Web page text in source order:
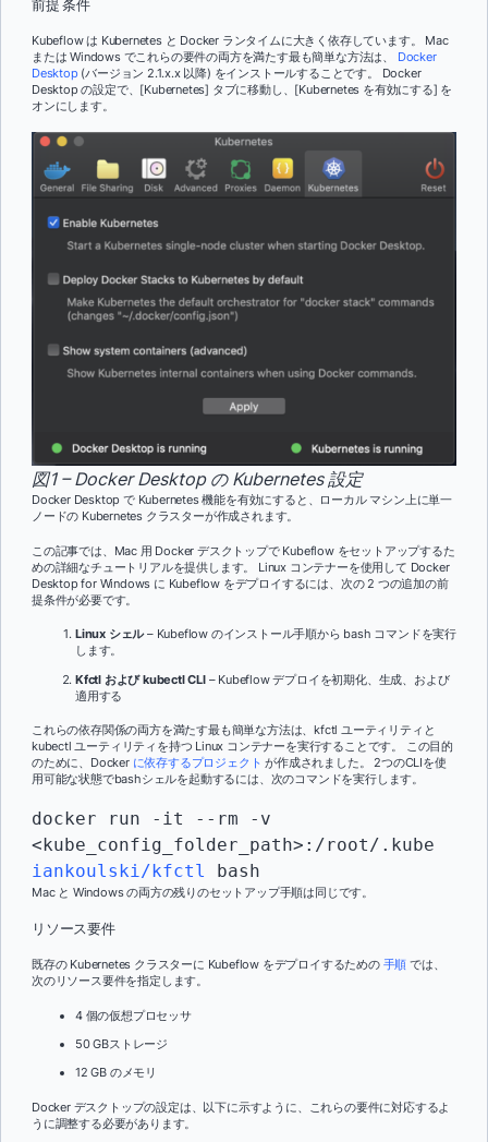
前提 条件
Kubeflow は Kubernetes と Docker ランタイムに大きく依存しています。 Mac
または Windows でこれらの要件の両方を満たす最も簡単な方法は、 Docker
Desktop (バージョン 2.1.x.x 以降) をインストールすることです。 Docker
Desktop の設定で、[Kubernetes] タブに移動し、[Kubernetes を有効にする] を
オンにします。
図1 – Docker Desktop の Kubernetes 設定
Docker Desktop で Kubernetes 機能を有効にすると、ローカル マシン上に単一
ノードの Kubernetes クラスターが作成されます。
この記事では、Mac 用 Docker デスクトップで Kubeflow をセットアップするた
めの詳細なチュートリアルを提供します。 Linux コンテナーを使用して Docker
Desktop for Windows に Kubeflow をデプロイするには、次の 2 つの追加の前
提条件が必要です。
Linux シェル– Kubeflow のインストール手順から bash コマンドを実行
します。
Kfctl および kubectl CLI– Kubeflow デプロイを初期化、生成、および
適用する
これらの依存関係の両方を満たす最も簡単な方法は、kfctl ユーティリティと
kubectl ユーティリティを持つ Linux コンテナーを実行することです。 この目的
のために、Docker に依存するプロジェクト が作成されました。 2つのCLIを使
用可能な状態でbashシェルを起動するには、次のコマンドを実行します。
docker run -it --rm -v
iankoulski/kfctl
bash
Mac と Windows の両方の残りのセットアップ手順は同じです。
リソース要件
既存の Kubernetes クラスターに Kubeflow をデプロイするための 手順 では、
次のリソース要件を指定します。
4 個の仮想プロセッサ
50 GBストレージ
12 GB のメモリ
Docker デスクトップの設定は、以下に示すように、これらの要件に対応するよ
うに調整する必要があります。